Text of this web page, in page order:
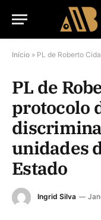
Início » PL de Roberto Cidade propõe
PL de
protocolo
unidades
Estado
Ingrid Silva